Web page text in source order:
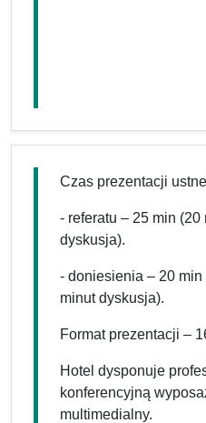
Czas prezentacji
- referatu – 25 min
dyskusja).
- doniesienia – 20
minut dyskusja).
Format prezentacji –
Hotel dysponuje
konferencyjną
multimedialny.